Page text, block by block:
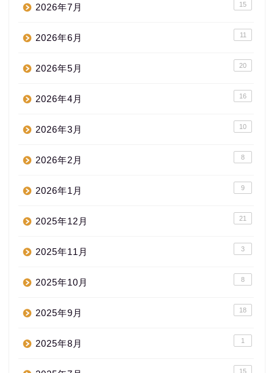
2026年7月 15
2026年6月 11
2026年5月 20
2026年4月 16
2026年3月 10
2026年2月 8
2026年1月 9
2025年12月 21
2025年11月 3
2025年10月 8
2025年9月 18
2025年8月 1
15